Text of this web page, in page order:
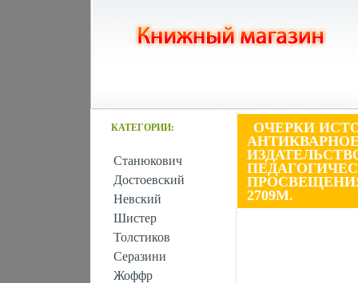
КАТЕГОРИИ:
Станюкович
Достоевский
Невский
Шистер
Толстиков
Серазини
Жоффр
ОЧЕРКИ
2709M.